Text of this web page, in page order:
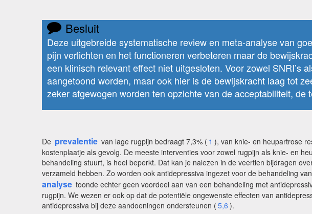
Besluit
Deze uitgebreide systematische review en meta-analyse van
pijn verlichten en het functioneren verbeteren maar de
een klinisch relevant effect niet uitgesloten. Voor zowel SNRI’s
aangetoond worden, maar ook hier is de bewijskracht laag tot
zeker afgewogen worden ten opzichte van de acceptabiliteit,
De prevalentie van lage rugpijn bedraagt 7,3% ( 1 ), van knie- en heupartrose
kostenplaatje als gevolg. De meeste interventies voor zowel rugpijn als knie- en
behandeling stuurt, is heel beperkt. Dat kan je nalezen in de veertien bijdragen
verzameld hebben. Zo worden ook antidepressiva ingezet voor de behandeling
analyse toonde echter geen voordeel aan van een behandeling met
rugpijn. We wezen er ook op dat de potentiële ongewenste effecten van
antidepressiva bij deze aandoeningen ondersteunen ( 5,6 ).